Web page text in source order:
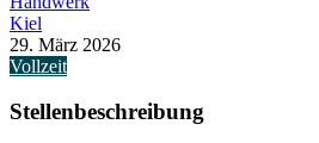
Kiel
29. März 2026
Vollzeit
Stellenbeschreibung